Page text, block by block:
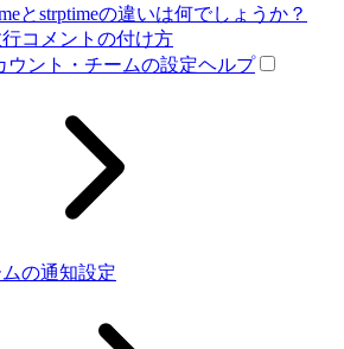
とstrptimeの違いは何でしょうか？
コメントの付け方
ウント・チームの設定ヘルプ
の通知設定